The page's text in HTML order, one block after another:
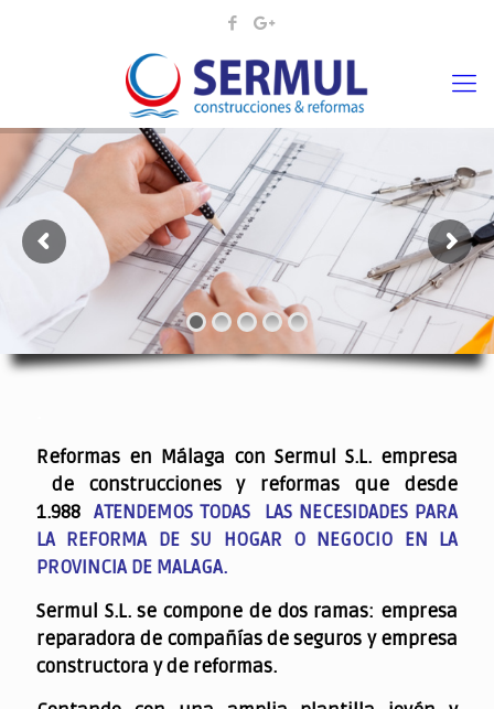
¡¡DAMOS VIDA A SUS
Reformas en Málaga con Sermul S.L. empresa
de construcciones y reformas que desde
1.988ATENDEMOS TODAS LAS NECESIDADES PARA
LA REFORMA DE SU HOGAR O NEGOCIO EN LA
PROVINCIA DE MALAGA.
Sermul S.L. se compone de dos ramas: empresa
reparadora de compañías de seguros y empresa
constructora y de reformas.